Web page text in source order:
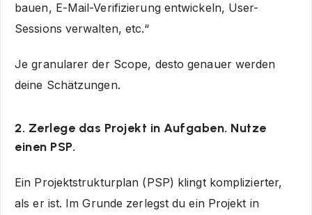
bauen, E-Mail-Verifizierung entwickeln, User-
Sessions verwalten, etc.“
Je granularer der Scope, desto genauer werden
deine Schätzungen.
2. Zerlege das Projekt in Aufgaben. Nutze
einen PSP.
Ein Projektstrukturplan (PSP) klingt komplizierter,
als er ist. Im Grunde zerlegst du ein Projekt in